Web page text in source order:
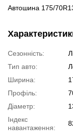
Автошина 175/
Сезонність:
Тип авто:
Ширина:
Профіль:
Діаметр:
Індекс
навантаження: